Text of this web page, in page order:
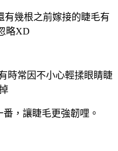
有幾根之前嫁接的睫毛有
略XD
時常因不小心輕揉眼睛睫
，讓睫毛更強韌哩。